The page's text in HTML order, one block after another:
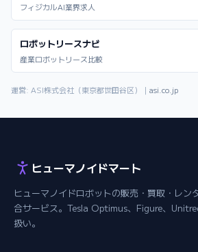
フィジカルAI業界求人
ロボットリースナビ
産業ロボットリース比較
運営: ASI株式会社（東京都世田谷区）｜ asi.co.jp
ヒューマノイドマート
ヒューマノイドロボットの販売・買取・レン
合サービス。Tesla Optimus、Figure、
扱い。